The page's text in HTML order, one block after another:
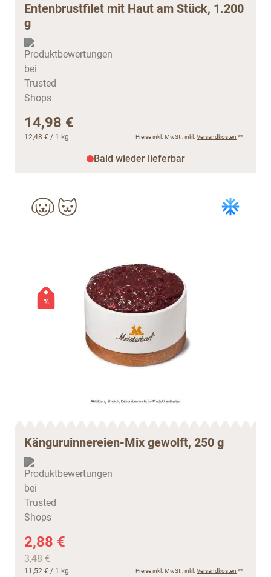
Entenbrustfilet mit Haut am Stück, 1.200
g
14,98 €
12,48 € / 1 kg Preise inkl. MwSt., inkl. Versandkosten **
Bald wieder lieferbar
%
Känguruinnereien-Mix gewolft, 250 g
2,88 €
3,48 €
11,52 € / 1 kg Preise inkl. MwSt., inkl. Versandkosten **